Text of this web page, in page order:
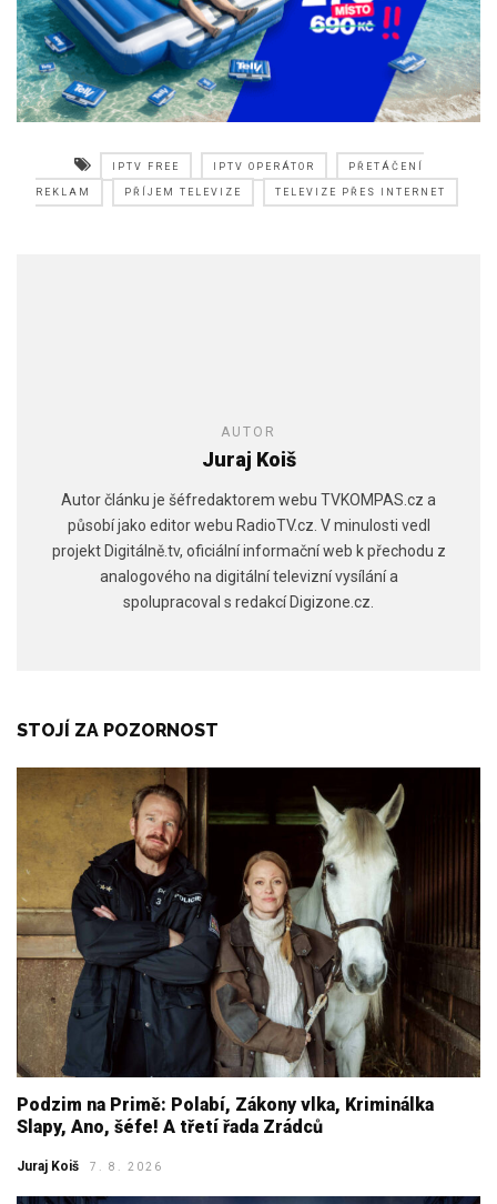
IPTV FREE IPTV OPERÁTOR PŘETÁČENÍ
REKLAM PŘÍJEM TELEVIZE TELEVIZE PŘES INTERNET
AUTOR
Juraj Koiš
Autor článku je šéfredaktorem webu TVKOMPAS.cz a
působí jako editor webu RadioTV.cz. V minulosti vedl
projekt Digitálně.tv, oficiální informační web k přechodu z
analogového na digitální televizní vysílání a
spolupracoval s redakcí Digizone.cz.
STOJÍ ZA POZORNOST
Podzim na Primě: Polabí, Zákony vlka, Kriminálka
Slapy, Ano, šéfe! A třetí řada Zrádců
Juraj Koiš 7. 8. 2026